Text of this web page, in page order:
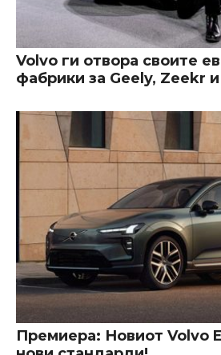
Volvo ги отвора своите
фабрики за Geely, Zeekr
Премиера: Новиот Volvo